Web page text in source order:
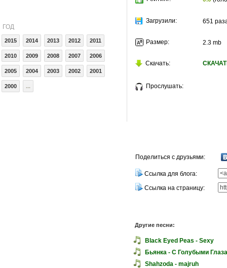
ГОД
2015 2014 2013 2012 2011
2010 2009 2008 2007 2006
2005 2004 2003 2002 2001
2000 ...
Загрузили: 651
Размер: 2.3 mb
Скачать:
Прослушать:
Поделиться с друзьями:
Ссылка для блога:
Ссылка на страницу:
Другие песни:
Black Eyed Peas - Sexy
Бьянка - С Голубыми
Shahzoda - majruh